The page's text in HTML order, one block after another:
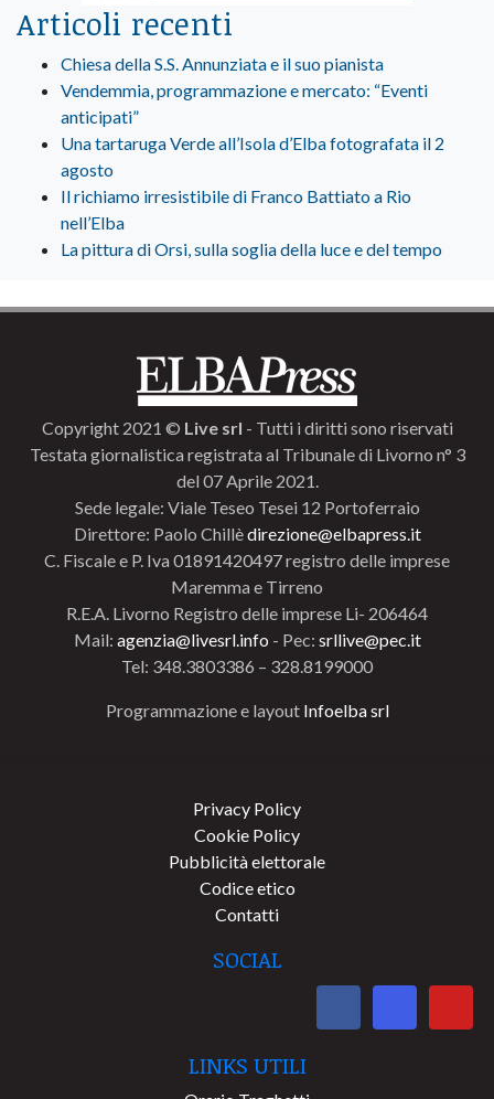
Articoli recenti
Chiesa della S.S. Annunziata e il suo pianista
Vendemmia, programmazione e mercato: “Eventi
anticipati”
Una tartaruga Verde all’Isola d’Elba fotografata il 2
agosto
Il richiamo irresistibile di Franco Battiato a Rio
nell’Elba
La pittura di Orsi, sulla soglia della luce e del tempo
Copyright 2021 © Live srl - Tutti i diritti sono riservati
Testata giornalistica registrata al Tribunale di Livorno n° 3
del 07 Aprile 2021.
Sede legale: Viale Teseo Tesei 12 Portoferraio
Direttore: Paolo Chillèdirezione@elbapress.it
C. Fiscale e P. Iva 01891420497 registro delle imprese
Maremma e Tirreno
R.E.A. Livorno Registro delle imprese Li- 206464
Mail: agenzia@livesrl.info - Pec: srllive@pec.it
Tel: 348.3803386 – 328.8199000
Programmazione e layout Infoelba srl
Privacy Policy
Cookie Policy
Pubblicità elettorale
Codice etico
Contatti
SOCIAL
LINKS UTILI